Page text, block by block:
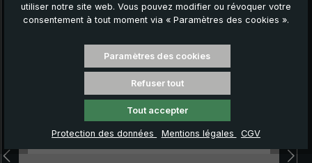
Ignorer la galerie de produits
utiliser notre site web. Vous pouvez modifier ou révoquer votre
consentement à tout moment via « Paramètres des cookies ».
Paramètres des cookies
Refuser tout
Tout accepter
Protection des données Mentions légales CGV